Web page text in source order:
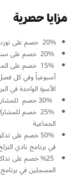
مزايا حصرية
20% خصم على نورث 28
15% خصم على
أسبوعياً وفي كل
الأسرة الواحدة في
25% خصم
الجماعية
50% خصم على
في برنامج نادي
%25 خصم على
المسجلين في